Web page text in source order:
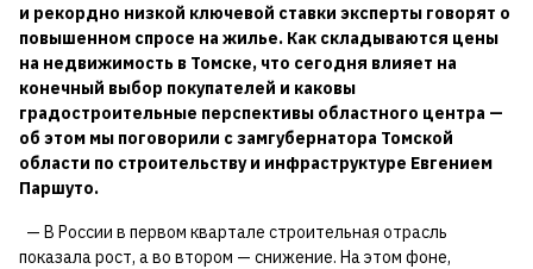
и рекордно низкой ключевой ставки эксперты говорят о
повышенном спросе на жилье. Как складываются цены
на недвижимость в Томске, что сегодня влияет на
конечный выбор покупателей и каковы
градостроительные перспективы областного центра —
об этом мы поговорили с замгубернатора Томской
области по строительству и инфраструктуре Евгением
Паршуто.
— В России в первом квартале строительная отрасль
показала рост, а во втором — снижение. На этом фоне,